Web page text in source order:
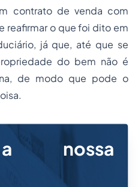
contrato de venda com
reafirmar o que foi dito em
já que, até que se
do bem não é
de modo que pode o
nossa